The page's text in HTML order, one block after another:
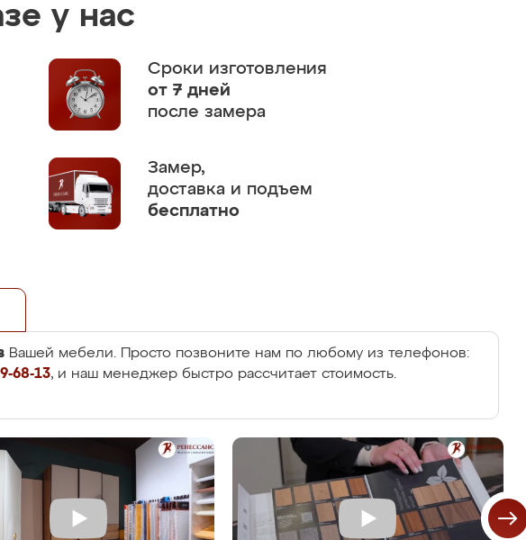
у нас
Сроки изготовления
от 7 дней
после замера
Замер,
доставка и подъем
бесплатно
Вашей мебели. Просто позвоните нам по любому из телефонов:
68-13, и наш менеджер быстро рассчитает стоимость.